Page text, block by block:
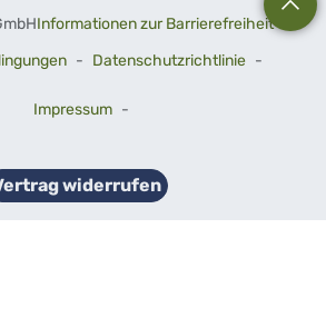
Informationen zur Barrierefreiheit-
- Datenschutzrichtlinie -
Impressum -
widerrufen